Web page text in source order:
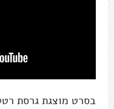
בסרט מוצגת גרסת